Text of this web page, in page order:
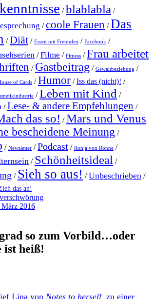
/blablabla /
/coole Frauen /Das
/Diät / Essen mit Freunden / Facebook /
/Filme / Fitness /Frau arbeitet
/ Gastbeitrag / Gewaltbeziehung /
of Cards /Humor /Iss das (nicht)! /
/Leben mit Kind /
/Lese- & andere Empfehlungen /
das so! /Mars und Venus
bescheidene Meinung /
/ Newsletter /Podcast / Ronja von Rönne /
/ Schönheitsideal /
/ Sieh so aus! /Unbeschrieben /
das an!
März 2016
so zum Vorbild…oder
heiß!
Lina von Notes to herself zu einer